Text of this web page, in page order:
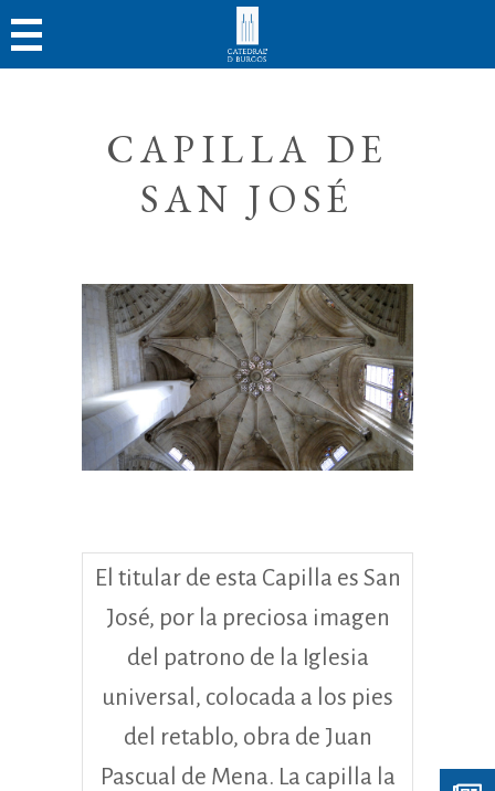
CAPILLA DE
SAN JOSÉ
El titular de esta Capilla es San
José, por la preciosa imagen
del patrono de la Iglesia
universal, colocada a los pies
del retablo, obra de Juan
Pascual de Mena. La capilla la